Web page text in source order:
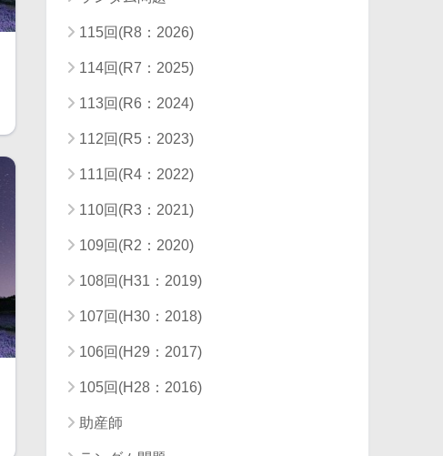
115回(R8：2026)
114回(R7：2025)
113回(R6：2024)
112回(R5：2023)
111回(R4：2022)
110回(R3：2021)
109回(R2：2020)
108回(H31：2019)
107回(H30：2018)
106回(H29：2017)
105回(H28：2016)
助産師